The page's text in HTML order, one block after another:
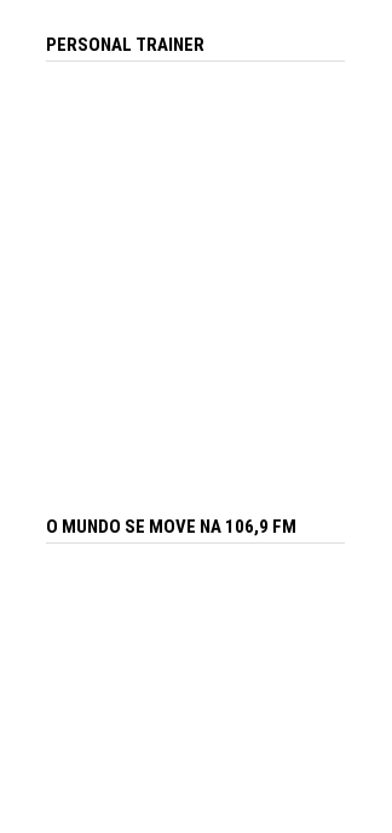
PERSONAL TRAINER
O MUNDO SE MOVE NA 106,9 FM